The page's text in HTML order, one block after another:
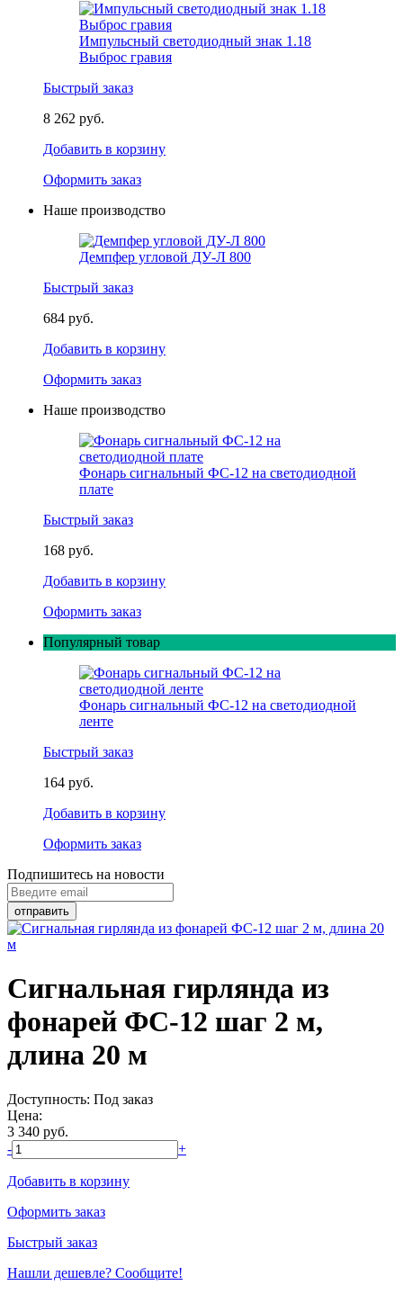
Импульсный светодиодный знак 1.18
Выброс гравия
Быстрый заказ
8 262 руб.
Добавить в корзину
Оформить заказ
Наше производство
Демпфер угловой ДУ-Л 800
Быстрый заказ
684 руб.
Добавить в корзину
Оформить заказ
Наше производство
Фонарь сигнальный ФС-12 на светодиодной
плате
Быстрый заказ
168 руб.
Добавить в корзину
Оформить заказ
Популярный товар
Фонарь сигнальный ФС-12 на светодиодной
ленте
Быстрый заказ
164 руб.
Добавить в корзину
Оформить заказ
Подпишитесь на новости
Сигнальная гирлянда из
фонарей ФС-12 шаг 2 м,
длина 20 м
Доступность: Под заказ
Цена:
3 340 руб.
-
+
Добавить в корзину
Оформить заказ
Быстрый заказ
Нашли дешевле? Сообщите!